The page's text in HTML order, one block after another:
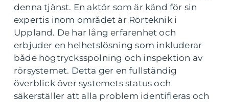
denna tjänst. En aktör som är känd för sin
expertis inom området är Rörteknik i
Uppland. De har lång erfarenhet och
erbjuder en helhetslösning som inkluderar
både högtrycksspolning och inspektion av
rörsystemet. Detta ger en fullständig
överblick över systemets status och
säkerställer att alla problem identifieras och